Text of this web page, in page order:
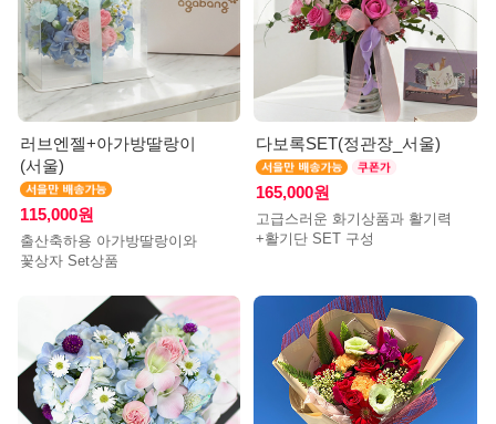
러브엔젤+아가방딸랑이
(서울)
115,000원
출산축하용 아가방딸랑이와
꽃상자 Set상품
다보록SET(정관장_서울)
165,000원
고급스러운 화기상품과 활기력
+활기단 SET 구성